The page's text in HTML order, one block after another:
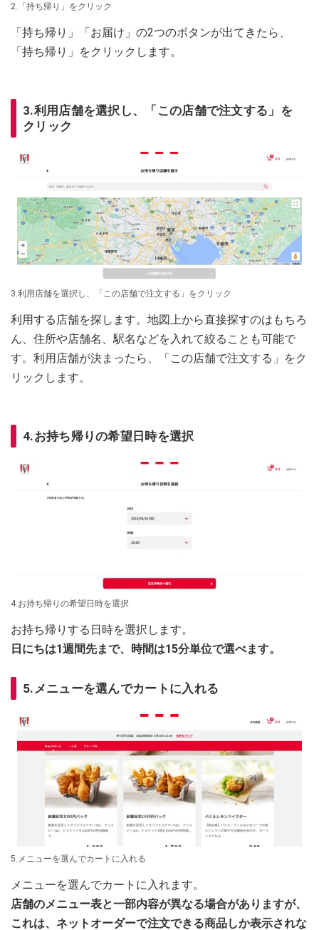
2.「持ち帰り」をクリック
「持ち帰り」「お届け」の2つのボタンが出てきたら、
「持ち帰り」をクリックします。
3.利用店舗を選択し、「この店舗で注文する」を
クリック
3.利用店舗を選択し、「この店舗で注文する」をクリック
利用する店舗を探します。地図上から直接探すのはもちろ
ん、住所や店舗名、駅名などを入れて絞ることも可能で
す。利用店舗が決まったら、「この店舗で注文する」をク
リックします。
4.お持ち帰りの希望日時を選択
4.お持ち帰りの希望日時を選択
お持ち帰りする日時を選択します。
日にちは1週間先まで、時間は15分単位で選べます。
5.メニューを選んでカートに入れる
5.メニューを選んでカートに入れる
メニューを選んでカートに入れます。
店舗のメニュー表と一部内容が異なる場合がありますが、
これは、ネットオーダーで注文できる商品しか表示されな